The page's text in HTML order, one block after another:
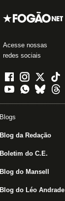
Acesse nossas
redes sociais
Blogs
Blog da Redação
Boletim do C.E.
Blog do Mansell
Blog do Léo Andrade